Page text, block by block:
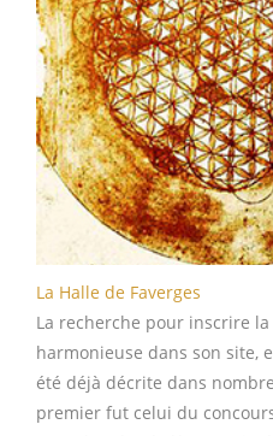
La Halle de Faverges
La recherche pour inscrire la
harmonieuse dans son site,
été déjà décrite dans
premier fut celui du